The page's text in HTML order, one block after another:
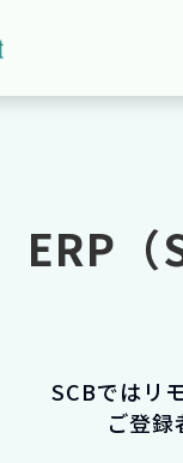
ERP（
SCBではリ
ご登録